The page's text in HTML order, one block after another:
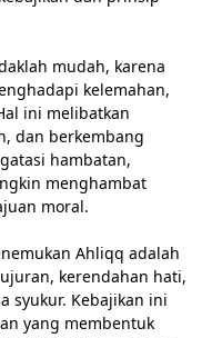
mudah, karena
kelemahan,
ini melibatkan
dan berkembang
hambatan,
menghambat
moral.
Ahliqq adalah
kerendahan hati,
syukur. Kebajikan ini
yang membentuk